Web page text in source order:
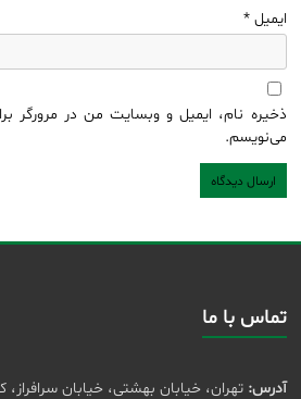
ایمیل*
ذخیره نام، ایمیل و وبسایت من در مرورگر
می‌نویسم.
تماس با ما
آدرس: تهران، خیابان بهشتی، خیابان سرافراز، کوچه